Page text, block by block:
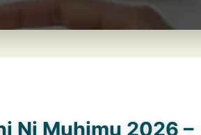
Ni Muhimu 2026 –